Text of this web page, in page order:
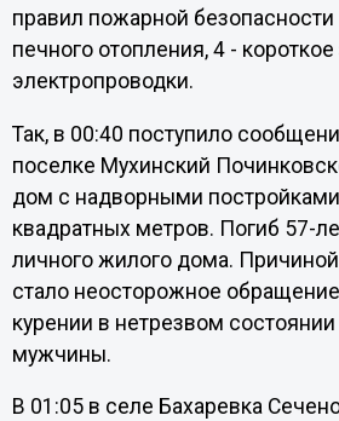
правил пожарной безопасности
печного отопления, 4 -
электропроводки.
Так, в 00:40 поступило
поселке Мухинский
дом с надворными
квадратных метров. Погиб 57-
личного жилого дома.
стало неосторожное
курении в нетрезвом
мужчины.
В 01:05 в селе Бахаревка